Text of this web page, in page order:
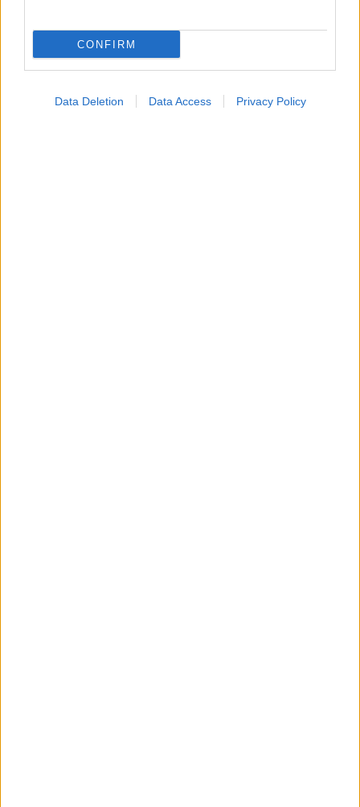
CONFIRM
Data Deletion Data Access Privacy Policy